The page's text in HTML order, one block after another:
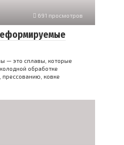
691 просмотров
— это сплавы, которые
обработке
ковке